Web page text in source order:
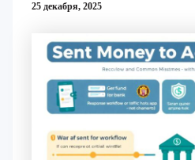
25 декабря, 2025